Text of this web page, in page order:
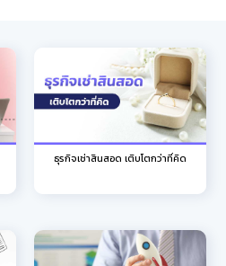
ธุรกิจเช่าสินสอด เติบโตกว่าที่คิด